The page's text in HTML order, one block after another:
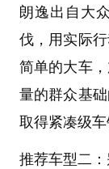
朗逸出自大
伐，用实际
简单的大车
量的群众基
取得紧凑级车
推荐车型二：